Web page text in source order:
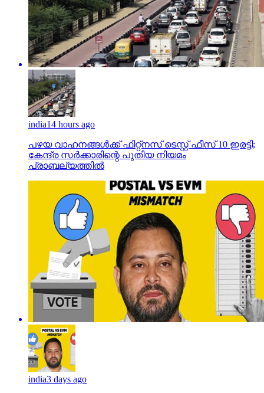
india14 hours ago
പഴയ വാഹനങ്ങള്‍ക്ക് ഫിറ്റ്‌നസ് ടെസ്റ്റ് ഫീസ് 10 ഇരട്ടി;
കേന്ദ്ര സര്‍ക്കാരിന്റെ പുതിയ നിയമം
പ്രാബല്യത്തില്‍
india3 days ago